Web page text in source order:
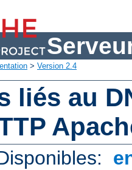
> Version 2.4
liés au